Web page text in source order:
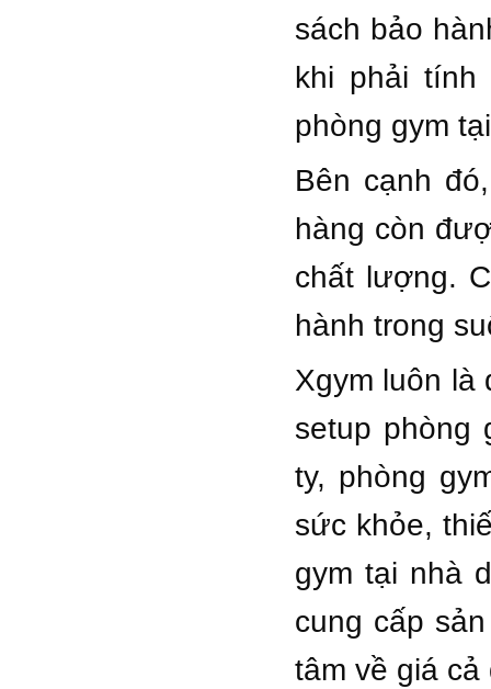
sách bảo
khi phải
phòng gym
Bên cạnh
hàng còn
chất lượng.
hành trong
Xgym luôn là
setup phòng
ty, phòng
sức khỏe,
gym tại nhà
cung cấp
tâm về giá